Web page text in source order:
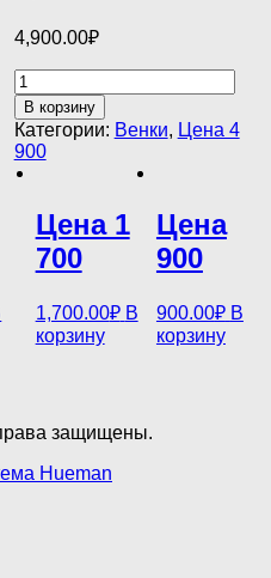
4,900.00₽
Количество
товара
Цена
4
900
В корзину
Категории: Венки, Цена 4
900
Цена 1
700
1,700.00₽ В
корзину
Цена
900
900.00₽ В
корзину
защищены.
Hueman